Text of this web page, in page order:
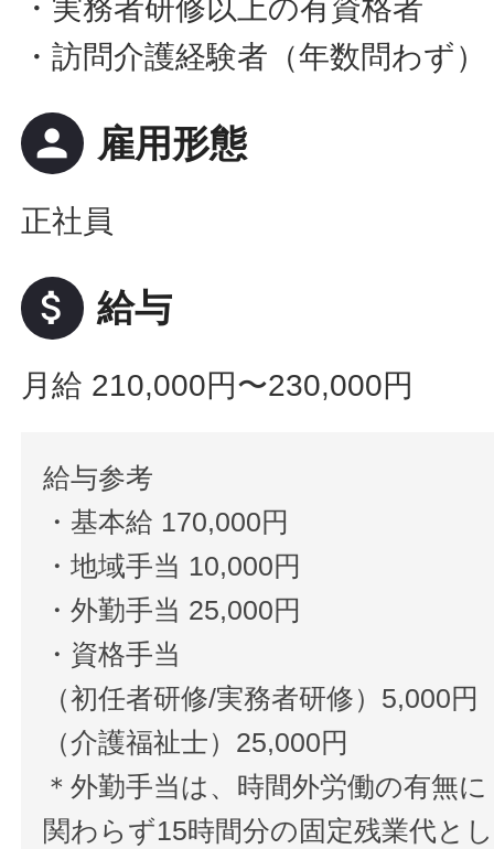
・実務者研修以上の有資格者
・訪問介護経験者（年数問わず）
person 雇用形態
正社員
attach_money 給与
月給 210,000円〜230,000円
給与参考
・基本給 170,000円
・地域手当 10,000円
・外勤手当 25,000円
・資格手当
（初任者研修/実務者研修）5,000円
（介護福祉士）25,000円
＊外勤手当は、時間外労働の有無に
関わらず15時間分の固定残業代と